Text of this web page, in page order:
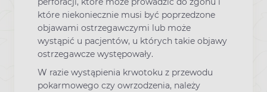
które niekoniecznie musi być poprzedzone
objawami ostrzegawczymi lub może
wystąpić u pacjentów, u których takie objawy
ostrzegawcze występowały.
W razie wystąpienia krwotoku z przewodu
pokarmowego czy owrzodzenia, należy